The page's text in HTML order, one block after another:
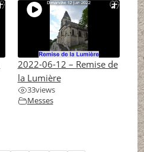
2022-06-12 – Remise de
la Lumière
33views
Messes